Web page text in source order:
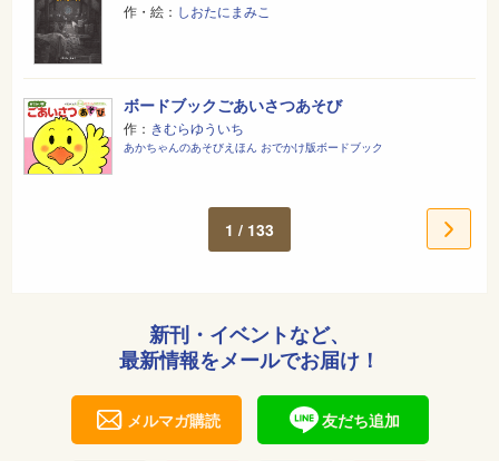
作・絵： しおたにまみこ
ボードブックごあいさつあそび
作： きむらゆういち
あかちゃんのあそびえほん おでかけ版ボードブック
1 / 133
新刊・イベントなど、
最新情報をメールでお届け！
メルマガ購読 友だち追加